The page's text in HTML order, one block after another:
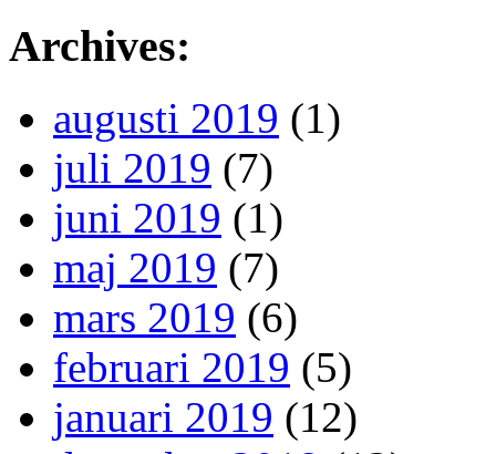
Archives:
augusti 2019 (1)
juli 2019 (7)
juni 2019 (1)
maj 2019 (7)
mars 2019 (6)
februari 2019 (5)
januari 2019 (12)